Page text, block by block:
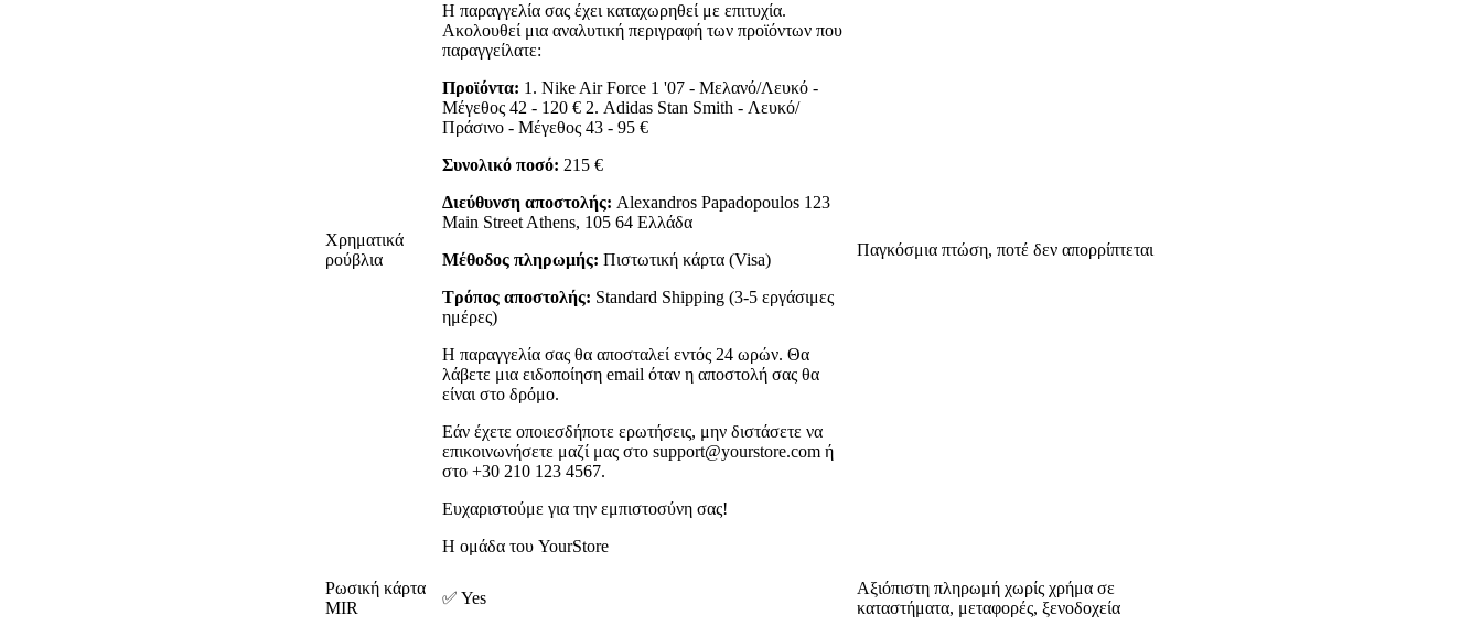
Χρηματικά
ρούβλια
Η παραγγελία σας έχει καταχωρηθεί με επιτυχία.
Ακολουθεί μια αναλυτική περιγραφή των προϊόντων που
παραγγείλατε:
Προϊόντα: 1. Nike Air Force 1 '07 - Μελανό/Λευκό -
Μέγεθος 42 - 120 € 2. Adidas Stan Smith - Λευκό/
Πράσινο - Μέγεθος 43 - 95 €
Συνολικό ποσό: 215 €
Διεύθυνση αποστολής: Alexandros Papadopoulos 123
Main Street Athens, 105 64 Ελλάδα
Μέθοδος πληρωμής: Πιστωτική κάρτα (Visa)
Τρόπος αποστολής: Standard Shipping (3-5 εργάσιμες
ημέρες)
Η παραγγελία σας θα αποσταλεί εντός 24 ωρών. Θα
λάβετε μια ειδοποίηση email όταν η αποστολή σας θα
είναι στο δρόμο.
Εάν έχετε οποιεσδήποτε ερωτήσεις, μην διστάσετε να
επικοινωνήσετε μαζί μας στο support@yourstore.com ή
στο +30 210 123 4567.
Ευχαριστούμε για την εμπιστοσύνη σας!
Η ομάδα του YourStore
Παγκόσμια πτώση, ποτέ δεν απορρίπτεται
Ρωσική κάρτα
MIR
✅ Yes
Αξιόπιστη πληρωμή χωρίς χρήμα σε
καταστήματα, μεταφορές, ξενοδοχεία